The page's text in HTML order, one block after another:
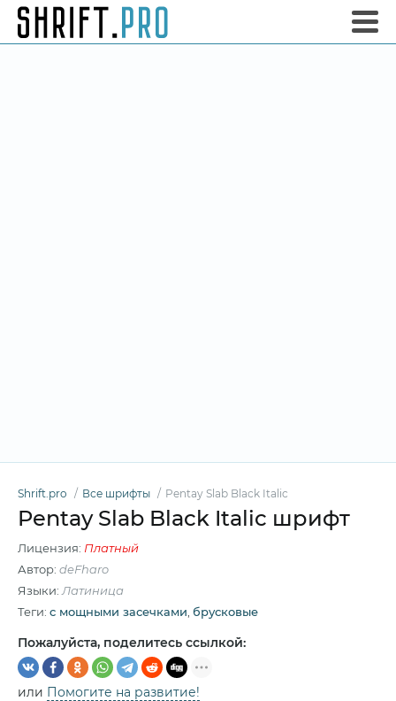
Shrift.pro Все шрифты Pentay Slab Black Italic
Pentay Slab Black Italic шрифт
Лицензия: Платный
Автор: deFharo
Языки: Латиница
Теги: c мощными засечками брусковые
Пожалуйста, поделитесь ссылкой:
или Помогите на развитие!